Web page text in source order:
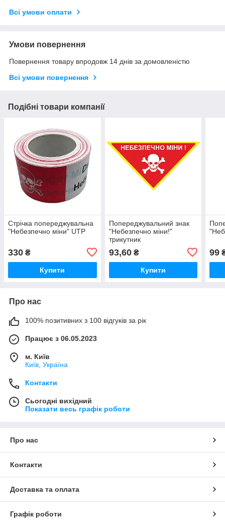
Всі умови оплати
Умови повернення
Повернення товару впродовж 14 днів за домовленістю
Всі умови повернення
Подібні товари компанії
Стрічка попереджувальна
"Небезпечно міни" UTP
330 ₴
Купити
Попереджувальний знак
"Небезпечно міни!"
трикутник
93,60₴
Купити
99
Про нас
100% позитивних з 100 відгуків за рік
Працює з 06.05.2023
м. Київ
Київ, Україна
Контакти
Сьогодні вихідний
Показати весь графік роботи
Про нас
Контакти
Доставка та оплата
Графік роботи